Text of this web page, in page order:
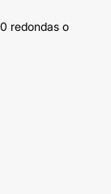
redondas o